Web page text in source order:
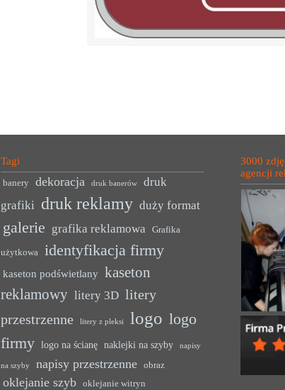
Tagi
banery dekoracja druk banerów
druk
grafiki druk reklamy duży format
galerie grafika reklamowa Grafika
użytkowa identyfikacja firmy
kaseton podświetlany kaseton
reklamowy litery 3D litery
przestrzenne
litery z pleksi logo logo
firmy
logo na ścianę naklejki na szyby napisy
na szyby napisy przestrzenne obraz
oklejanie szyb oklejanie witryn
3000
agencji